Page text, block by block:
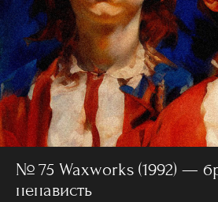
№ 75 Waxworks (1992) —
ненависть